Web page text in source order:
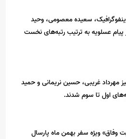
سعیده معصومی، وحید
پیام عسلویه به ترتیب رتبه‌های نخست
مهرداد غریبی، حسین نریمانی و حمید
اول تا سوم شدند.
وفاق» ویژه سفر بهمن ماه پارسال